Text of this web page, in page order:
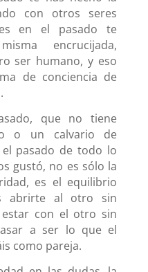
con otros seres
en el pasado te
encrucijada,
ser humano, y eso
de conciencia de
que no tiene
o un calvario de
pasado de todo lo
gustó, no es sólo la
es el equilibrio
abrirte al otro sin
con el otro sin
a ser lo que el
como pareja.